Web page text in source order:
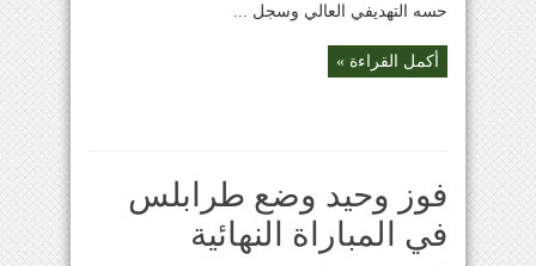
حسه التهديفي العالي وسجل ...
أكمل القراءة »
فوز وحيد وضع طرابلس
في المباراة النهائية